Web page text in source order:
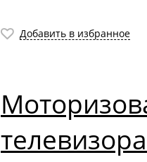
Добавить в избранное